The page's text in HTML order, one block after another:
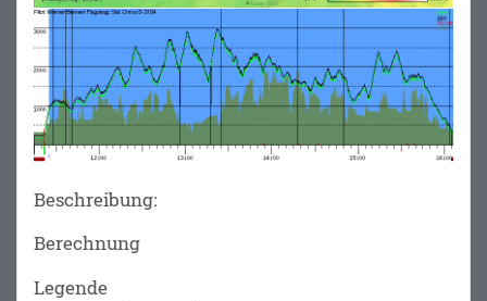
Beschreibung:
Berechnung
Legende